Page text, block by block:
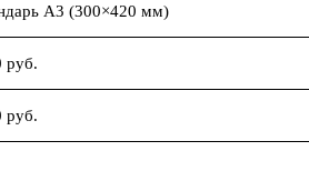
А3 (300×420 мм)
руб.
руб.